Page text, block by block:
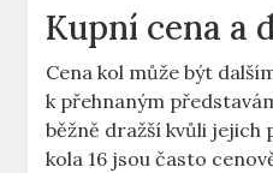
Kupní⁣ cena a
Cena kol může být
k přehnaným
běžně dražší kvůli jejich
kola 16 jsou často